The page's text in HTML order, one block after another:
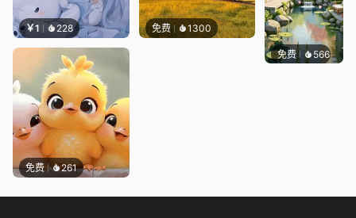
￥1 228 免费 1300
免费 261
免费 566渔小小